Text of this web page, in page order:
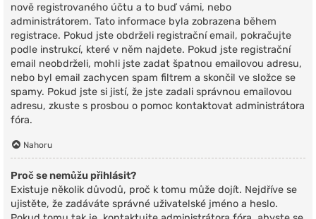
nově registrovaného účtu a to buď vámi, nebo
administrátorem. Tato informace byla zobrazena během
registrace. Pokud jste obdrželi registrační email, pokračujte
podle instrukcí, které v něm najdete. Pokud jste registrační
email neobdrželi, mohli jste zadat špatnou emailovou adresu,
nebo byl email zachycen spam filtrem a skončil ve složce se
spamy. Pokud jste si jistí, že jste zadali správnou emailovou
adresu, zkuste s prosbou o pomoc kontaktovat administrátora
fóra.
Nahoru
Proč se nemůžu přihlásit?
Existuje několik důvodů, proč k tomu může dojít. Nejdříve se
ujistěte, že zadáváte správné uživatelské jméno a heslo.